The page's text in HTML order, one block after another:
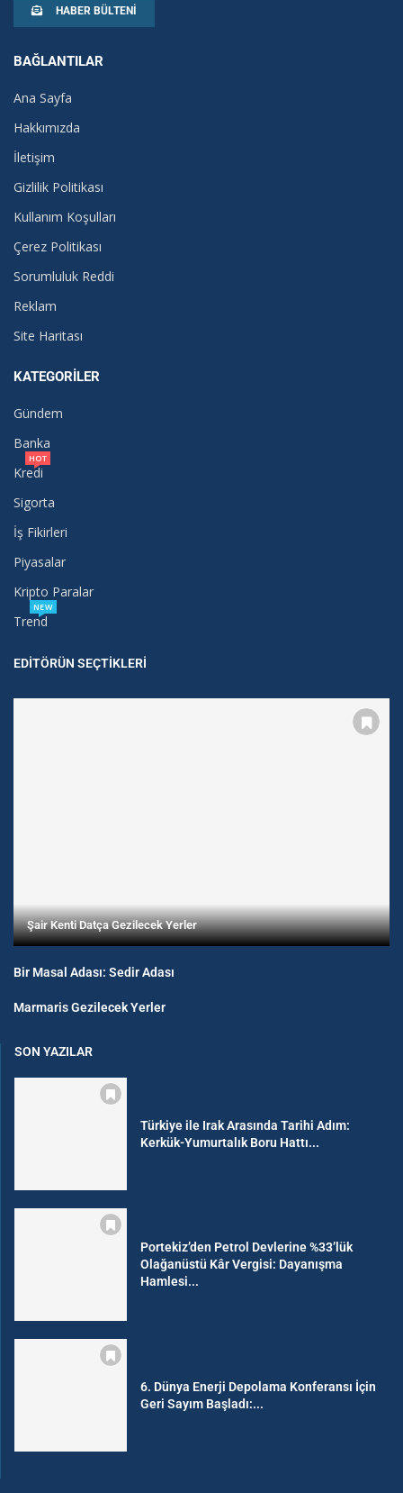
HABER BÜLTENI
BAĞLANTILAR
Ana Sayfa
Hakkımızda
İletişim
Gizlilik Politikası
Kullanım Koşulları
Çerez Politikası
Sorumluluk Reddi
Reklam
Site Haritası
KATEGORILER
Gündem
Banka
Kredi
HOT
Sigorta
İş Fikirleri
Piyasalar
Kripto Paralar
Trend
NEW
EDITÖRÜN SEÇTIKLERI
Şair Kenti Datça Gezilecek Yerler
Bir Masal Adası: Sedir Adası
Marmaris Gezilecek Yerler
SON YAZILAR
Türkiye ile Irak Arasında Tarihi Adım:
Kerkük-Yumurtalık Boru Hattı...
Portekiz’den Petrol Devlerine %33’lük
Olağanüstü Kâr Vergisi: Dayanışma
Hamlesi...
6. Dünya Enerji Depolama Konferansı İçin
Geri Sayım Başladı:...